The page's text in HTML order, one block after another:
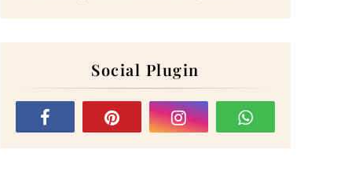
Social Plugin